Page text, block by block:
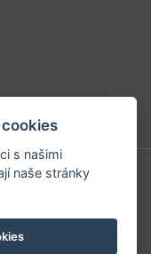
s našimi
naše stránky